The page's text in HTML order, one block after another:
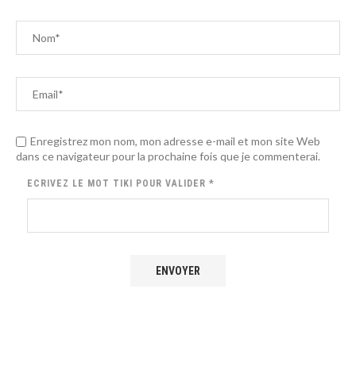
Enregistrez mon nom, mon adresse e-mail et mon site Web
dans ce navigateur pour la prochaine fois que je commenterai.
ECRIVEZ LE MOT TIKI POUR VALIDER *